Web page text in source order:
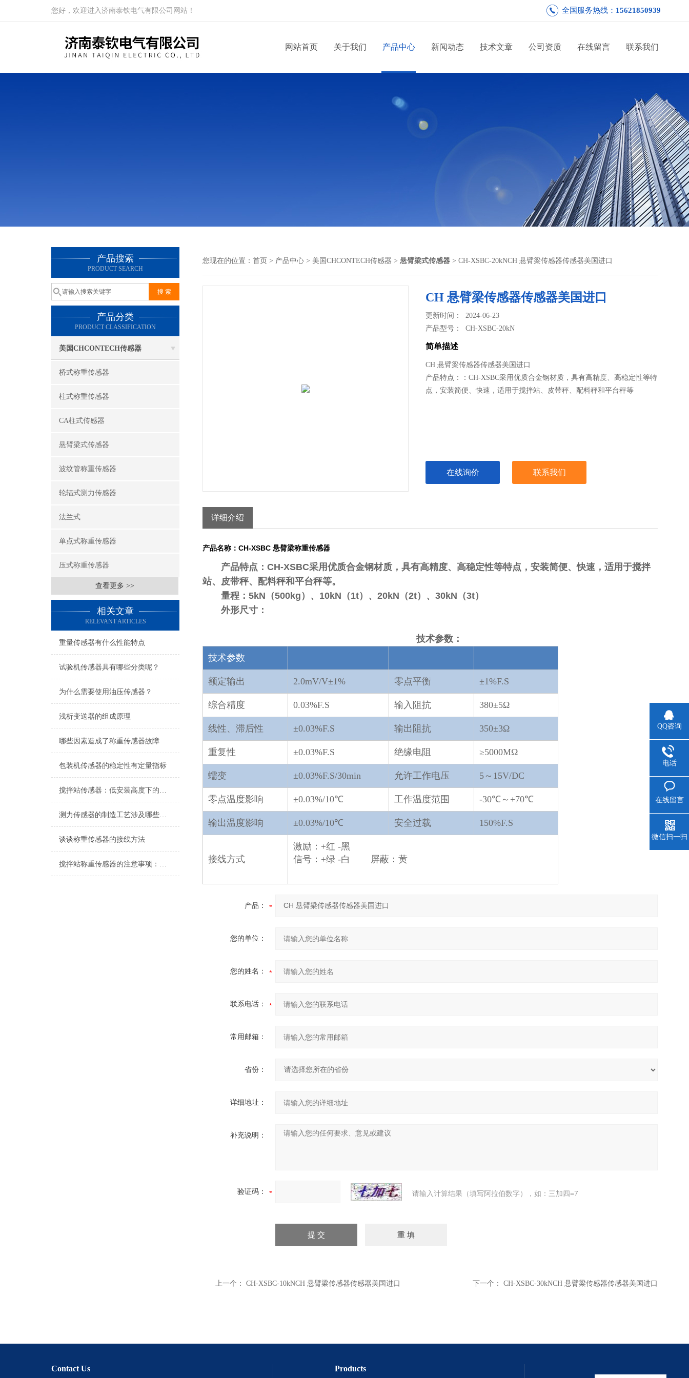
您好，欢迎进入济南泰钦电气有限公司网站！ 全国服务热线： 15621850939
网站首页 关于我们 产品中心 新闻动态 技术文章 公司资质 在线留言 联系我们
产品搜索
PRODUCT SEARCH
产品分类
PRODUCT CLASSIFICATION
美国CHCONTECH传感器
桥式称重传感器
柱式称重传感器
CA柱式传感器
悬臂梁式传感器
波纹管称重传感器
轮辐式测力传感器
法兰式
单点式称重传感器
压式称重传感器
查看更多 >>
相关文章
RELEVANT ARTICLES
重量传感器有什么性能特点
试验机传感器具有哪些分类呢？
为什么需要使用油压传感器？
浅析变送器的组成原理
哪些因素造成了称重传感器故障
包装机传感器的稳定性有定量指标
搅拌站传感器：低安装高度下的卓越稳定性
测力传感器的制造工艺涉及哪些步骤
谈谈称重传感器的接线方法
搅拌站称重传感器的注意事项：压式传感器、拉力传感器
您现在的位置： 首页 > 产品中心 > 美国CHCONTECH传感器 > 悬臂梁式传感器 > CH-XSBC-20kNCH 悬臂梁传感器传感器美国进口
CH 悬臂梁传感器传感器美国进口
更新时间： 2024-06-23
产品型号：CH-XSBC-20kN
简单描述
CH 悬臂梁传感器传感器美国进口
产品特点：：CH-XSBC采用优质合金钢材质，具有高精度、高稳定性等特
点，安装简便、快速，适用于搅拌站、皮带秤、配料秤和平台秤等
在线询价 联系我们
详细介绍
产品名称： CH-XSBC 悬臂梁称重传感器
产品特点： CH-XSBC采用优质合金钢材质，具有高精度、高稳定性等特点，安装简便、快速，适用于搅拌
站、皮带秤、配料秤和平台秤等。
量程： 5kN（500kg）、10kN（1t）、20kN（2t）、30kN（3t）
外形尺寸：
技术参数：
技术参数
额定输出 2.0mV/V±1% 零点平衡 ±1%F.S
综合精度 0.03%F.S 输入阻抗 380±5Ω
线性、滞后性 ±0.03%F.S 输出阻抗 350±3Ω
重复性 ±0.03%F.S 绝缘电阻 ≥5000MΩ
蠕变 ±0.03%F.S/30min 允许工作电压 5～15V/DC
零点温度影响 ±0.03%/10℃ 工作温度范围 -30℃～+70℃
输出温度影响 ±0.03%/10℃ 安全过载 150%F.S
接线方式
激励：+红 -黑
信号：+绿 -白 屏蔽：黄
产品：
您的单位：
您的姓名：
联系电话：
常用邮箱：
省份：
详细地址：
补充说明：
验证码： 请输入计算结果（填写阿拉伯数字），如：三加四=7
上一个： CH-XSBC-10kNCH 悬臂梁传感器传感器美国进口 下一个： CH-XSBC-30kNCH 悬臂梁传感器传感器美国进口
Contact Us Products
QQ咨询
电话
在线留言
微信扫一扫